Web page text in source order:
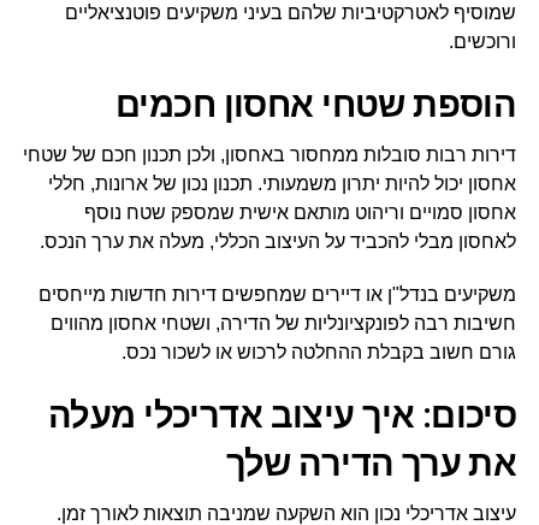
שמוסיף לאטרקטיביות שלהם בעיני משקיעים פוטנציאליים
ורוכשים.
הוספת שטחי אחסון חכמים
דירות רבות סובלות ממחסור באחסון, ולכן תכנון חכם של שטחי
אחסון יכול להיות יתרון משמעותי. תכנון נכון של ארונות, חללי
אחסון סמויים וריהוט מותאם אישית שמספק שטח נוסף
לאחסון מבלי להכביד על העיצוב הכללי, מעלה את ערך הנכס.
משקיעים בנדל"ן או דיירים שמחפשים דירות חדשות מייחסים
חשיבות רבה לפונקציונליות של הדירה, ושטחי אחסון מהווים
גורם חשוב בקבלת ההחלטה לרכוש או לשכור נכס.
סיכום: איך עיצוב אדריכלי מעלה
את ערך הדירה שלך
עיצוב אדריכלי נכון הוא השקעה שמניבה תוצאות לאורך זמן.